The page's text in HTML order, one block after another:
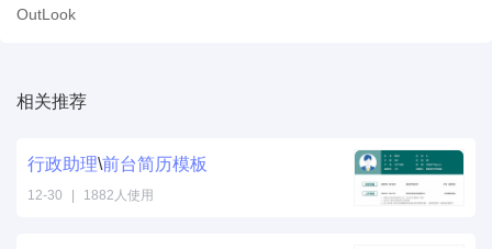
OutLook
相关推荐
行政助理\前台简历模板
12-30 1882人使用